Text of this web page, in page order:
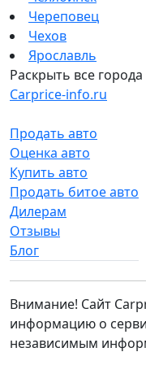
Череповец
Чехов
Ярославль
Раскрыть все города
Carprice-info.ru
Продать авто
Оценка авто
Купить авто
Продать битое авто
Дилерам
Отзывы
Блог
Внимание! Сайт
информацию о
независимым